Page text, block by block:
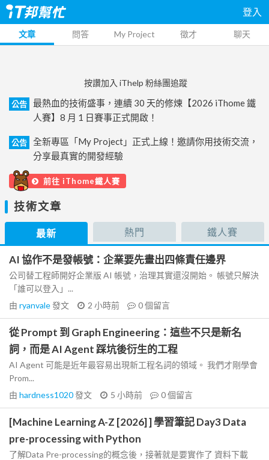
登入
文章 問答 My Project 徵才 聊天
按讚加入 iThelp 粉絲團追蹤
公告
最熱血的技術盛事，連續 30 天的修煉【2026 iThome 鐵
人賽】8 月 1 日賽事正式開啟！
公告
全新專區「My Project」正式上線！邀請你用技術交流，
分享最真實的開發經驗
前往 iThome鐵人賽
技術文章
最新 熱門 鐵人賽
AI 協作不是發帳號：企業要先畫出四條責任邊界
公司替工程師開好企業版 AI 帳號，治理其實還沒開始。 帳號只解決
「誰可以登入」...
由 ryanvale發文 2 小時前 0個留言
從 Prompt 到 Graph Engineering：這些不只是新名
詞，而是 AI Agent 踩坑後衍生的工程
AI Agent 可能是近年最容易出現新工程名詞的領域。 我們才剛學會
Prom...
由 hardness1020發文 5 小時前 0個留言
[Machine Learning A-Z [2026] ] 學習筆記 Day3 Data
pre-processing with Python
了解Data Pre-processing的概念後，接著就是要實作了 資料下載